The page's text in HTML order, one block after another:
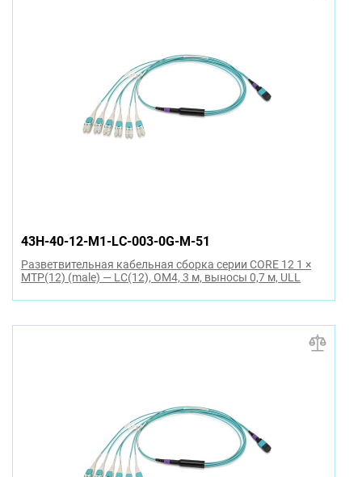
43H-40-12-M1-LC-003-0G-M-51
Разветвительная кабельная сборка серии CORE 12 1 ×
MTP(12) (male) — LC(12), OM4, 3 м, выносы 0,7 м, ULL